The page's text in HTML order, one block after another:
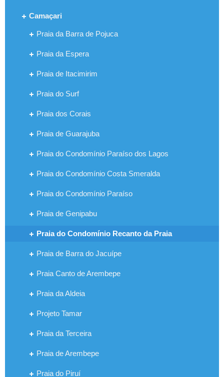
Camaçari
Praia da Barra de Pojuca
Praia da Espera
Praia de Itacimirim
Praia do Surf
Praia dos Corais
Praia de Guarajuba
Praia do Condomínio Paraíso dos Lagos
Praia do Condomínio Costa Smeralda
Praia do Condomínio Paraíso
Praia de Genipabu
Praia do Condomínio Recanto da Praia
Praia de Barra do Jacuípe
Praia Canto de Arembepe
Praia da Aldeia
Projeto Tamar
Praia da Terceira
Praia de Arembepe
Praia do Piruí